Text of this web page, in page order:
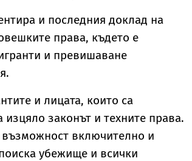
и последния доклад на
права, където е
и превишаване
и лицата, които са
законът и техните права.
възможност включително и
убежище и всички